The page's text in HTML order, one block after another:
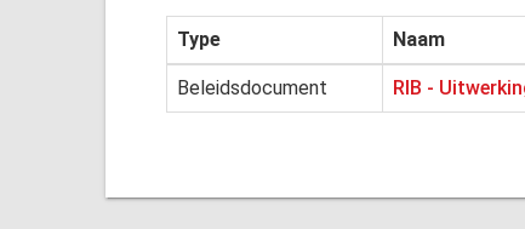
Type Naam
Beleidsdocument RIB -